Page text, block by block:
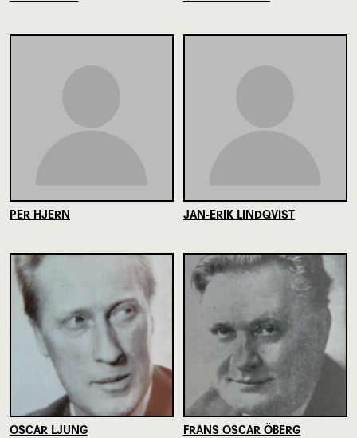
PER HJERN JAN-ERIK LINDQVIST
OSCAR LJUNG FRANS OSCAR ÖBERG